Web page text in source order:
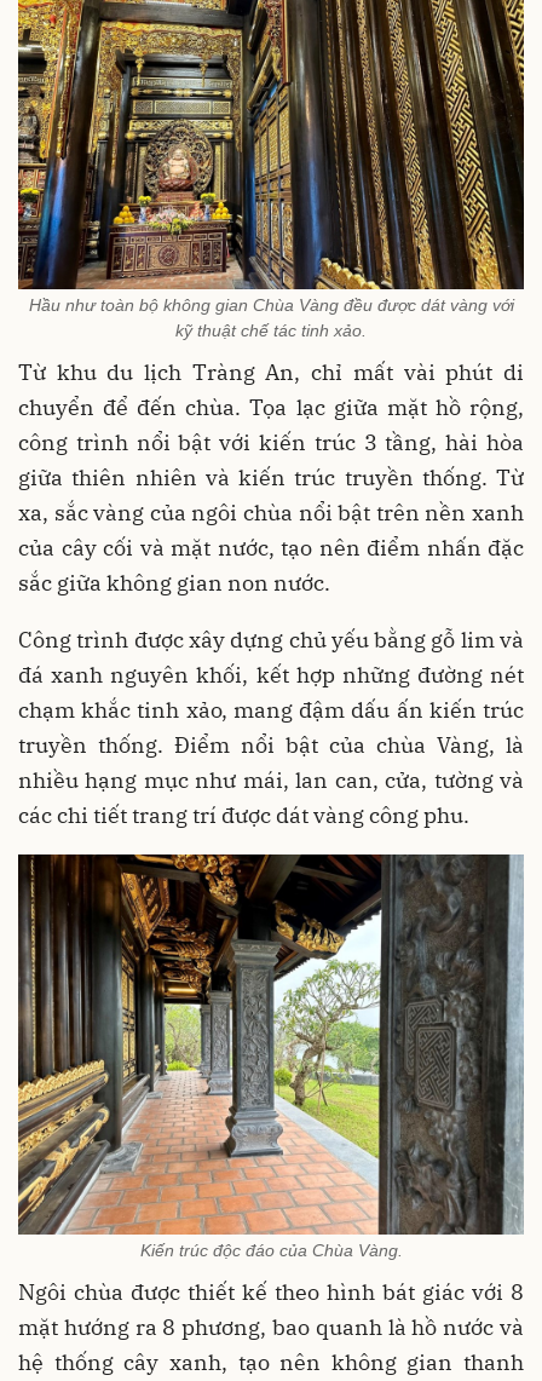
Hầu như toàn bộ không gian Chùa Vàng đều được dát vàng với
kỹ thuật chế tác tinh xảo.
Từ khu du lịch Tràng An, chỉ mất vài phút di
chuyển để đến chùa. Tọa lạc giữa mặt hồ rộng,
công trình nổi bật với kiến trúc 3 tầng, hài hòa
giữa thiên nhiên và kiến trúc truyền thống. Từ
xa, sắc vàng của ngôi chùa nổi bật trên nền xanh
của cây cối và mặt nước, tạo nên điểm nhấn đặc
sắc giữa không gian non nước.
Công trình được xây dựng chủ yếu bằng gỗ lim và
đá xanh nguyên khối, kết hợp những đường nét
chạm khắc tinh xảo, mang đậm dấu ấn kiến trúc
truyền thống. Điểm nổi bật của chùa Vàng, là
nhiều hạng mục như mái, lan can, cửa, tường và
các chi tiết trang trí được dát vàng công phu.
Kiến trúc độc đáo của Chùa Vàng.
Ngôi chùa được thiết kế theo hình bát giác với 8
mặt hướng ra 8 phương, bao quanh là hồ nước và
hệ thống cây xanh, tạo nên không gian thanh